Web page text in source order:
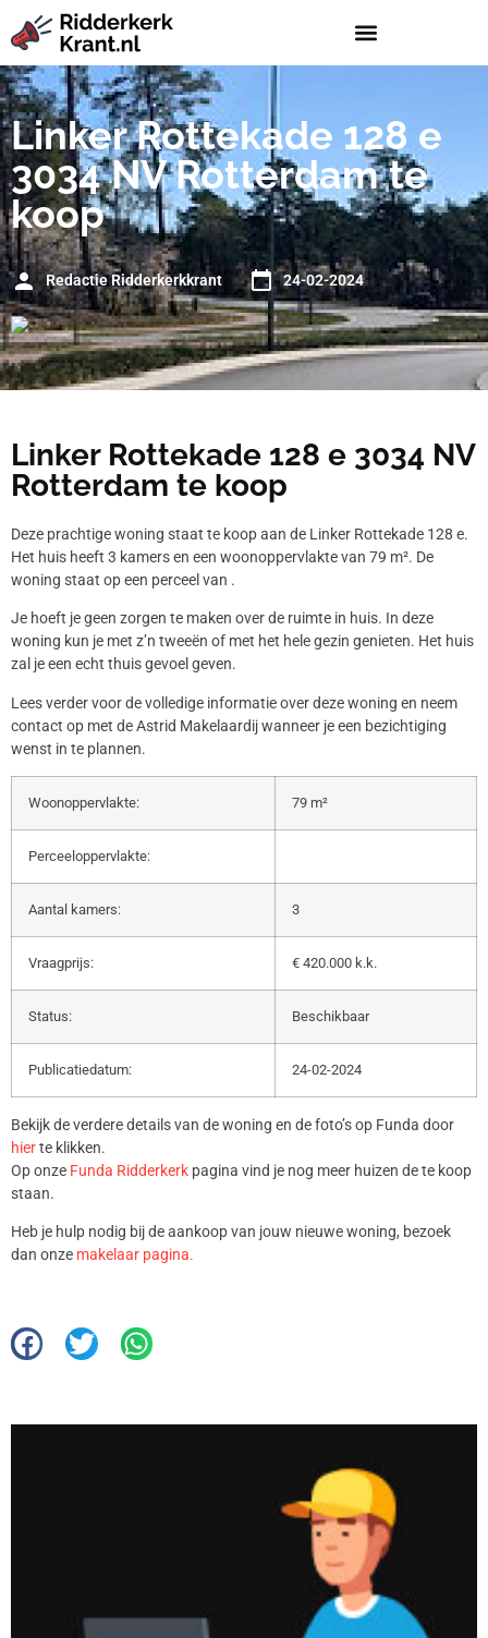
Linker Rottekade 128 e
3034 NV Rotterdam te
koop
Redactie Ridderkerkkrant 24-02-2024
Linker Rottekade 128 e 3034 NV
Rotterdam te koop
Deze prachtige woning staat te koop aan de Linker Rottekade 128 e.
Het huis heeft 3 kamers en een woonoppervlakte van 79 m². De
woning staat op een perceel van .
Je hoeft je geen zorgen te maken over de ruimte in huis. In deze
woning kun je met z’n tweeën of met het hele gezin genieten. Het huis
zal je een echt thuis gevoel geven.
Lees verder voor de volledige informatie over deze woning en neem
contact op met de Astrid Makelaardij wanneer je een bezichtiging
wenst in te plannen.
Woonoppervlakte: 79 m²
Perceeloppervlakte:
Aantal kamers: 3
Vraagprijs: € 420.000 k.k.
Status: Beschikbaar
Publicatiedatum: 24-02-2024
Bekijk de verdere details van de woning en de foto’s op Funda door
hierte klikken.
Op onze Funda Ridderkerk pagina vind je nog meer huizen de te koop
staan.
Heb je hulp nodig bij de aankoop van jouw nieuwe woning, bezoek
dan onze makelaar pagina.